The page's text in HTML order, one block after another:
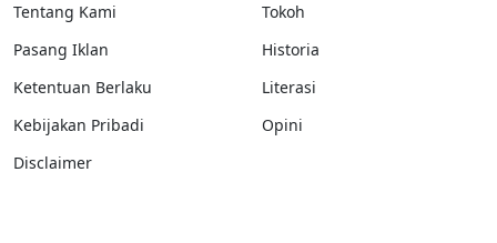
Tentang Kami
Pasang Iklan
Ketentuan Berlaku
Kebijakan Pribadi
Disclaimer
Tokoh
Historia
Literasi
Opini